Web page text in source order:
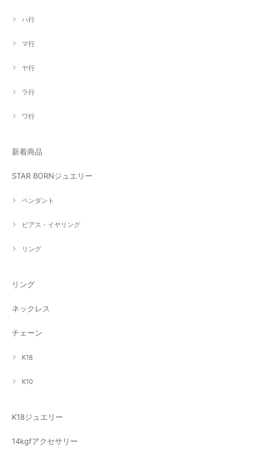
ハ行
マ行
ヤ行
ラ行
ワ行
新着商品
STAR BORNジュエリー
ペンダント
ピアス・イヤリング
リング
リング
ネックレス
チェーン
K18
K10
K18ジュエリー
14kgfアクセサリー